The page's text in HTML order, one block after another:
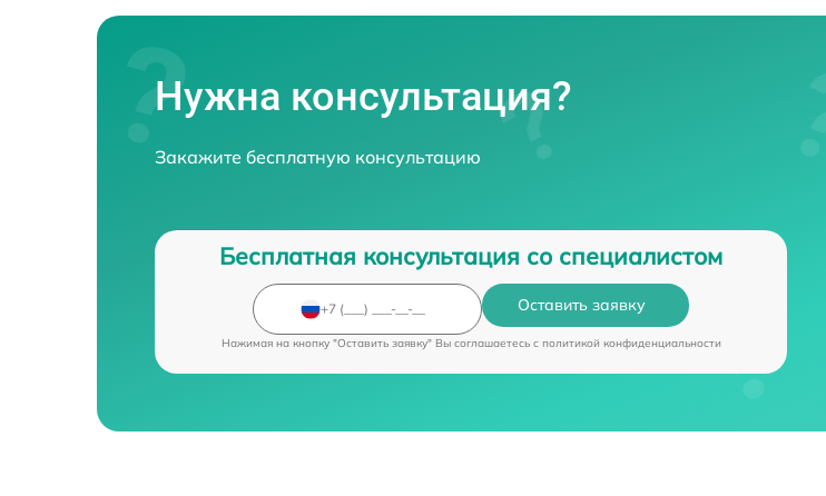
Нужна консультация?
Закажите бесплатную консультацию
Бесплатная консультация со специалистом
Оставить заявку
Нажимая на кнопку "Оставить заявку" Вы соглашаетесь c политикой конфиденциальности